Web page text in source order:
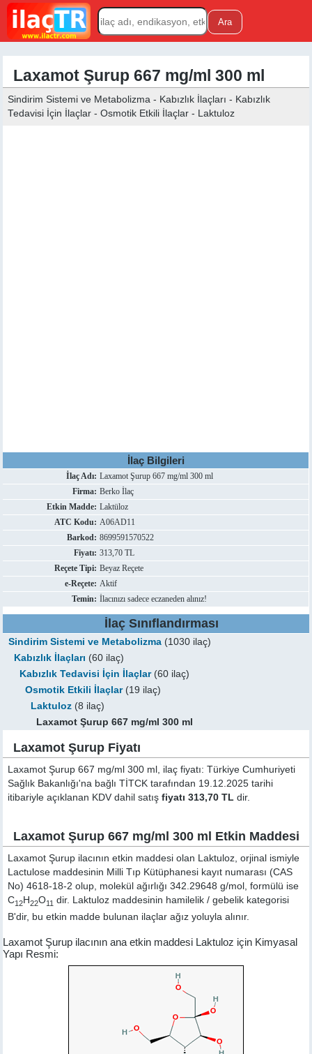
Laxamot Şurup 667 mg/ml 300 ml
Sindirim Sistemi ve Metabolizma - Kabızlık İlaçları - Kabızlık
Tedavisi İçin İlaçlar - Osmotik Etkili İlaçlar - Laktuloz
İlaç Bilgileri
İlaç Adı: Laxamot Şurup 667 mg/ml 300 ml
Firma: Berko İlaç
Etkin Madde: Laktüloz
ATC Kodu: A06AD11
Barkod: 8699591570522
Fiyatı: 313,70 TL
Reçete Tipi: Beyaz Reçete
e-Reçete: Aktif
Temin: İlacınızı sadece eczaneden alınız!
İlaç Sınıflandırması
Sindirim Sistemi ve Metabolizma (1030 ilaç)
Kabızlık İlaçları (60 ilaç)
Kabızlık Tedavisi İçin İlaçlar(60 ilaç)
Osmotik Etkili İlaçlar(19 ilaç)
Laktuloz (8 ilaç)
Laxamot Şurup 667 mg/ml 300 ml
Laxamot Şurup Fiyatı
Laxamot Şurup 667 mg/ml 300 ml, ilaç fiyatı: Türkiye Cumhuriyeti
Sağlık Bakanlığı'na bağlı TİTCK tarafından 19.12.2025 tarihi
itibariyle açıklanan KDV dahil satışfiyatı 313,70 TL dir.
Laxamot Şurup 667 mg/ml 300 ml Etkin Maddesi
Laxamot Şurup ilacının etkin maddesi olan Laktuloz, orjinal ismiyle
Lactulose maddesinin Milli Tıp Kütüphanesi kayıt numarası (CAS
No) 4618-18-2 olup, molekül ağırlığı 342.29648 g/mol, formülü ise
C12H22O11 dir. Laktuloz maddesinin hamilelik / gebelik kategorisi
B'dir, bu etkin madde bulunan ilaçlar ağız yoluyla alınır.
Laxamot Şurup ilacının ana etkin maddesi Laktuloz için Kimyasal
Yapı Resmi: